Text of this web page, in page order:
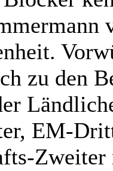
zu den
EM-